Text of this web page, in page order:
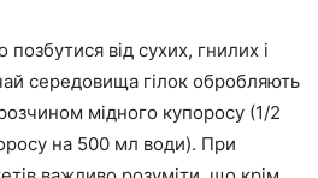
позбутися від сухих, гнилих і
середовища гілок обробляють
мідного купоросу (1/2
на 500 мл води). При